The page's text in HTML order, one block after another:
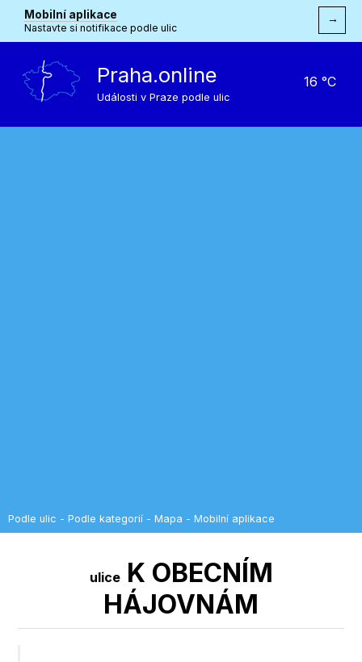
Mobilní aplikace
Nastavte si notifikace podle ulic
→
Praha.online
Události v Praze podle ulic
16 °C
Podle ulic - Podle kategorií - Mapa - Mobilní aplikace
uliceK OBECNÍM
HÁJOVNÁM